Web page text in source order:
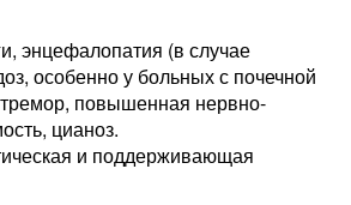
энцефалопатия (в случае
особенно у больных с почечной
тремор, повышенная нервно-
цианоз.
и поддерживающая